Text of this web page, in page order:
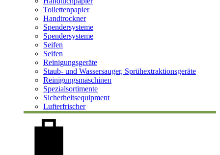
Toilettenpapier
Handtrockner
Spendersysteme
Spendersysteme
Seifen
Seifen
Reinigungsgeräte
Staub- und Wassersauger, Sprühextraktionsgeräte
Reinigungsmaschinen
Spezialsortimente
Sicherheitsequipment
Lufterfrischer